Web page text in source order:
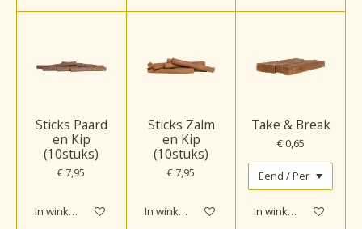
Sticks Paard
en Kip
(10stuks)
€ 7,95
In winkelwagen
Sticks Zalm
en Kip
(10stuks)
€ 7,95
In winkelwagen
Take & Break
€ 0,65
In winkelwagen